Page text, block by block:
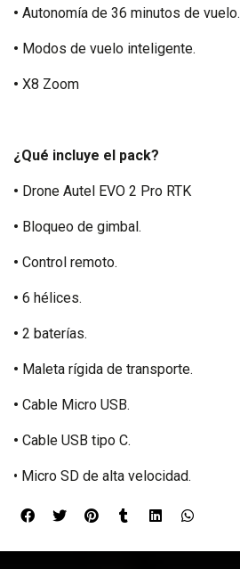
• Autonomía de 36 minutos de vuelo.
• Modos de vuelo inteligente.
• X8 Zoom
¿Qué incluye el pack?
• Drone Autel EVO 2 Pro RTK
• Bloqueo de gimbal.
• Control remoto.
• 6 hélices.
• 2 baterías.
• Maleta rígida de transporte.
• Cable Micro USB.
• Cable USB tipo C.
• Micro SD de alta velocidad.